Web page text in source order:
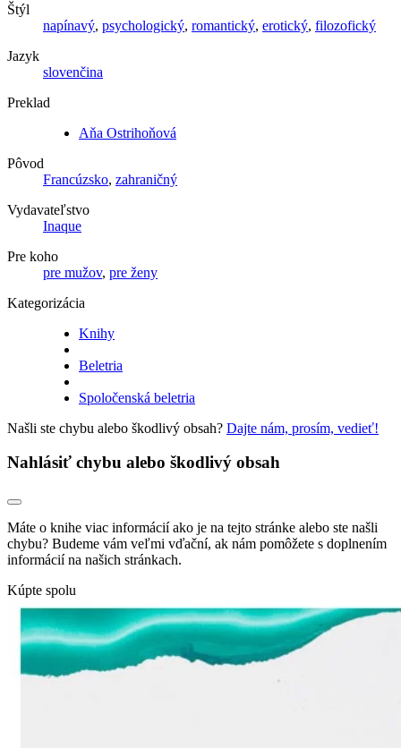
Štýl
napínavý, psychologický, romantický, erotický, filozofický
Jazyk
slovenčina
Preklad
Aňa Ostrihoňová
Pôvod
Francúzsko, zahraničný
Vydavateľstvo
Inaque
Pre koho
pre mužov, pre ženy
Kategorizácia
Knihy
Beletria
Spoločenská beletria
Našli ste chybu alebo škodlivý obsah? Dajte nám, prosím, vedieť!
Nahlásiť chybu alebo škodlivý obsah
Máte o knihe viac informácií ako je na tejto stránke alebo ste našli
chybu? Budeme vám veľmi vďační, ak nám pomôžete s doplnením
informácií na našich stránkach.
Kúpte spolu